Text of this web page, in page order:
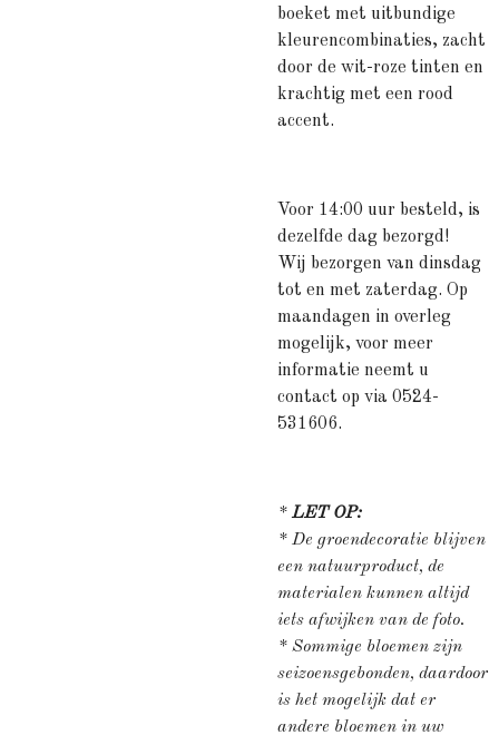
boeket met uitbundige
kleurencombinaties, zacht
door de wit-roze tinten en
krachtig met een rood
accent.
Voor 14:00 uur besteld, is
dezelfde dag bezorgd!
Wij bezorgen van dinsdag
tot en met zaterdag. Op
maandagen in overleg
mogelijk, voor meer
informatie neemt u
contact op via 0524-
531606.
* LET OP:
* De groendecoratie blijven
een natuurproduct, de
materialen kunnen altijd
iets afwijken van de foto.
* Sommige bloemen zijn
seizoensgebonden, daardoor
is het mogelijk dat er
andere bloemen in uw